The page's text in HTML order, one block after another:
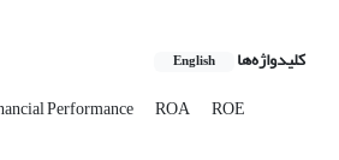
کلیدواژه‌ها English
Performance ROA ROE